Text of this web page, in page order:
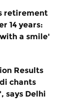
retirement
14 years:
a smile'
Results
chants
says Delhi